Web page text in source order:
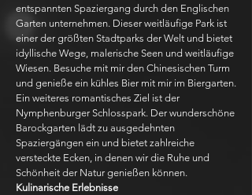
entspannten Spaziergang durch den Englischen
Garten unternehmen. Dieser weitläufige Park ist
einer der größten Stadtparks der Welt und bietet
idyllische Wege, malerische Seen und weitläufige
Wiesen. Besuche mit mir den Chinesischen Turm
und genieße ein kühles Bier mit mir im Biergarten.
Ein weiteres romantisches Ziel ist der
Nymphenburger Schlosspark. Der wunderschöne
Barockgarten lädt zu ausgedehnten
Spaziergängen ein und bietet zahlreiche
versteckte Ecken, in denen wir die Ruhe und
Schönheit der Natur genießen können.
Kulinarische Erlebnisse